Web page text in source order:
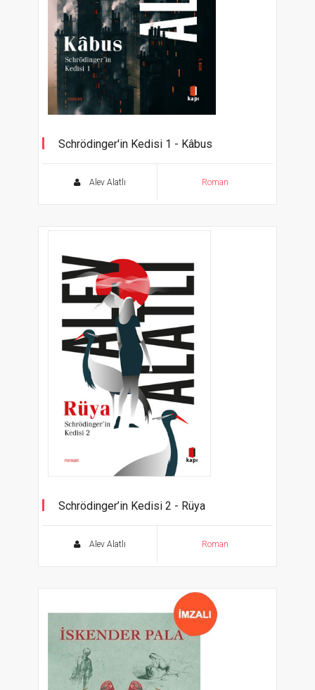
Schrödinger'in Kedisi 1 - Kâbus
Alev Alatlı Roman
Schrödinger’in Kedisi 2 - Rüya
Alev Alatlı Roman